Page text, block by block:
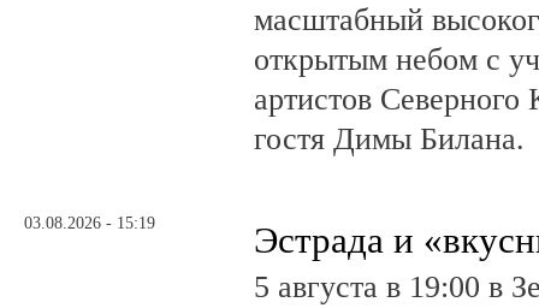
масштабный
открытым небом с
артистов Северного
гостя Димы Билана.
03.08.2026 - 15:19 Эстрада и
5 августа в 19:00 в